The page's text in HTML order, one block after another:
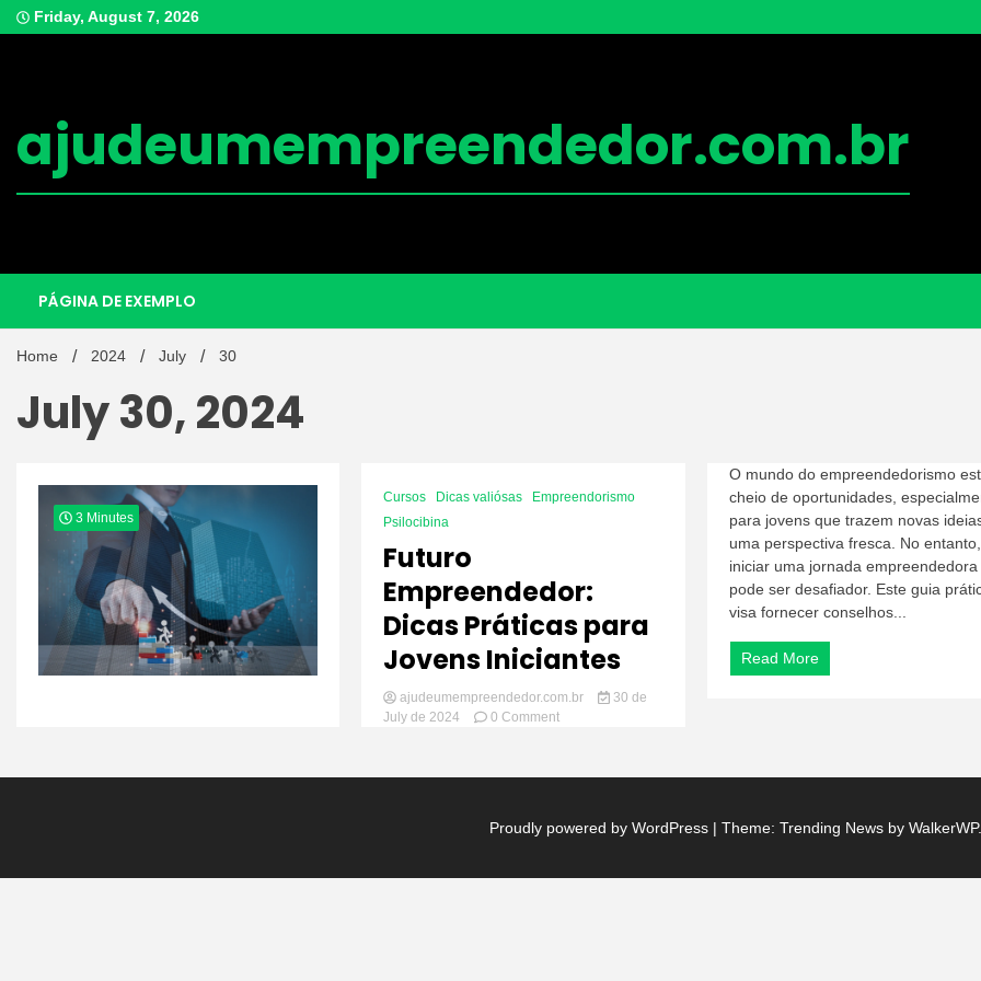
Skip
to
Friday, August 7, 2026
ajudeumempreendedor.com.br
PÁGINA DE EXEMPLO
Home 2024 July 30
July 30, 2024
3 Minutes
Cursos Dicas valiósas
Empreendorismo
Psilocibina
Futuro
Empreendedor:
Dicas Práticas para
Jovens Iniciantes
ajudeumempreendedor.com.br
30 de
July de 2024
0 Commenton
Futuro
para
Jovens
Iniciantes
O mundo do empreendedorismo
cheio de oportunidades,
para jovens que trazem novas
uma perspectiva fresca. No entanto,
iniciar uma jornada empreendedora
pode ser desafiador. Este guia
visa fornecer conselhos...
Read More
Proudly powered by WordPress | Theme: Trending News by WalkerWP.